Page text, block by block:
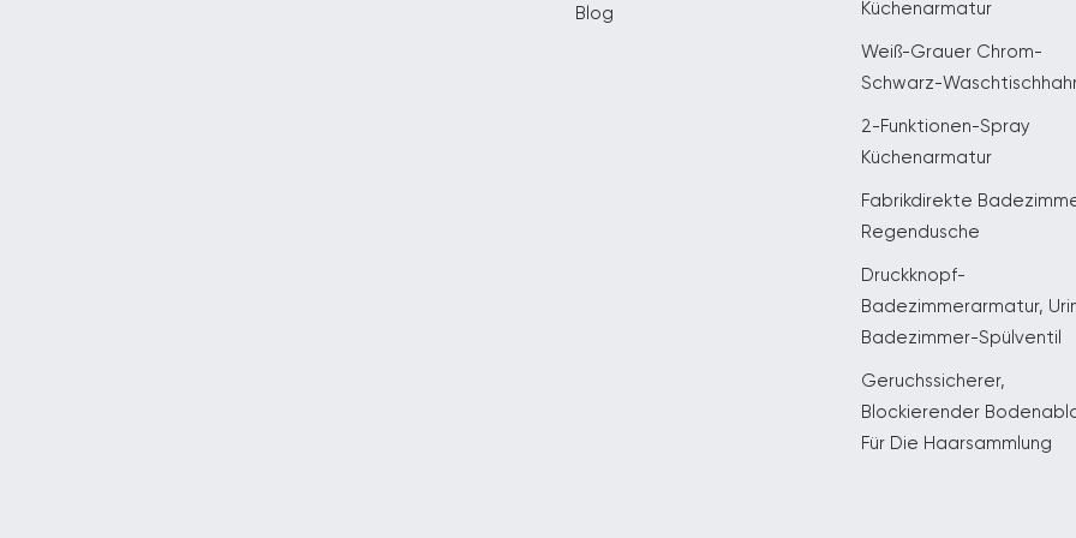
Blog
Küchenarmatur
Weiß-Grauer Chrom-
Schwarz-
2-Funktionen-Spray
Küchenarmatur
Fabrikdirekte
Regendusche
Druckknopf-
Badezimmerarmatur,
Badezimmer-Spülventil
Geruchssicherer,
Blockierender
Für Die Haarsammlung